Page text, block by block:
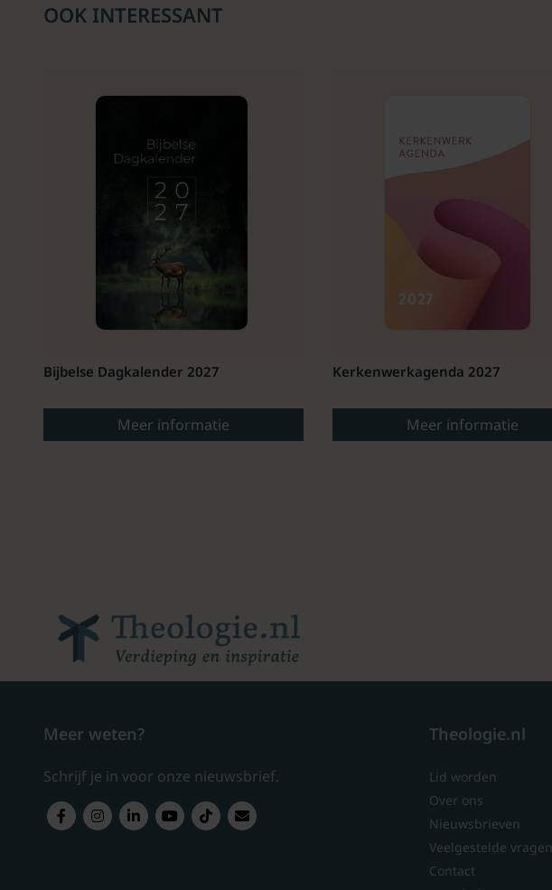
OOK INTERESSANT
Bijbelse Dagkalender 2027
Meer informatie
Kerkenwerkagenda 2027
Meer informatie
Meer weten?
Schrijf je in voor onze nieuwsbrief.
Theologie.nl
Lid worden
Over ons
Nieuwsbrieven
Veelgestelde vragen
Contact